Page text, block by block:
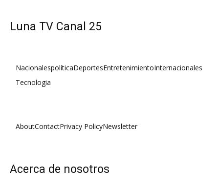
Luna TV Canal 25
NacionalespolíticaDeportesEntretenimientoInternacionales
Tecnologia
AboutContactPrivacy PolicyNewsletter
Acerca de nosotros